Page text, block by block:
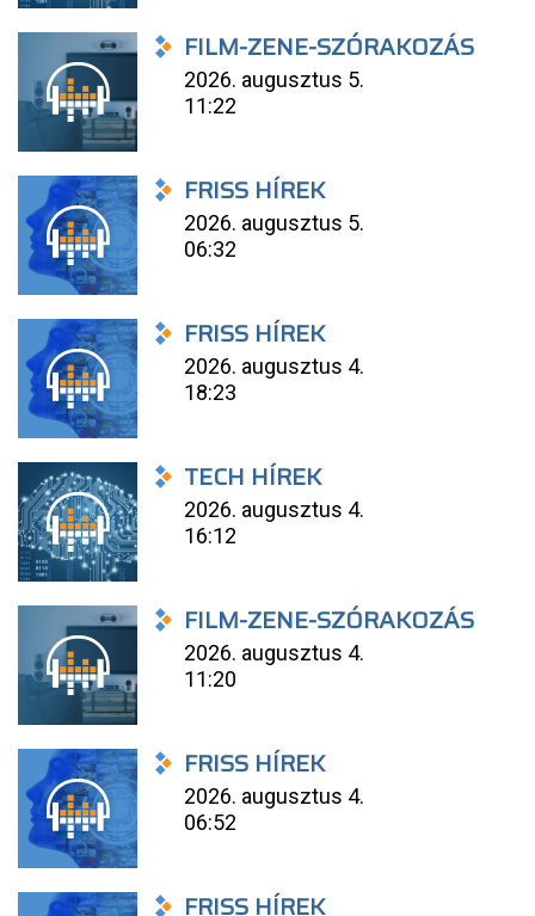
FILM-ZENE-SZÓRAKOZÁS
2026. augusztus 5.
11:22
FRISS HÍREK
2026. augusztus 5.
06:32
FRISS HÍREK
2026. augusztus 4.
18:23
TECH HÍREK
2026. augusztus 4.
16:12
FILM-ZENE-SZÓRAKOZÁS
2026. augusztus 4.
11:20
FRISS HÍREK
2026. augusztus 4.
06:52
FRISS HÍREK